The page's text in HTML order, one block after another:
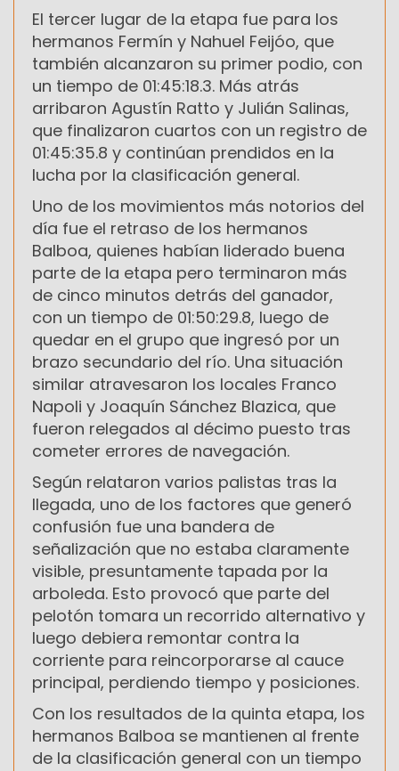
El tercer lugar de la etapa fue para los
hermanos Fermín y Nahuel Feijóo, que
también alcanzaron su primer podio, con
un tiempo de 01:45:18.3. Más atrás
arribaron Agustín Ratto y Julián Salinas,
que finalizaron cuartos con un registro de
01:45:35.8 y continúan prendidos en la
lucha por la clasificación general.
Uno de los movimientos más notorios del
día fue el retraso de los hermanos
Balboa, quienes habían liderado buena
parte de la etapa pero terminaron más
de cinco minutos detrás del ganador,
con un tiempo de 01:50:29.8, luego de
quedar en el grupo que ingresó por un
brazo secundario del río. Una situación
similar atravesaron los locales Franco
Napoli y Joaquín Sánchez Blazica, que
fueron relegados al décimo puesto tras
cometer errores de navegación.
Según relataron varios palistas tras la
llegada, uno de los factores que generó
confusión fue una bandera de
señalización que no estaba claramente
visible, presuntamente tapada por la
arboleda. Esto provocó que parte del
pelotón tomara un recorrido alternativo y
luego debiera remontar contra la
corriente para reincorporarse al cauce
principal, perdiendo tiempo y posiciones.
Con los resultados de la quinta etapa, los
hermanos Balboa se mantienen al frente
de la clasificación general con un tiempo